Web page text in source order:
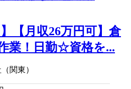
】【月収26万円可】倉
業！日勤☆資格を...
関東）